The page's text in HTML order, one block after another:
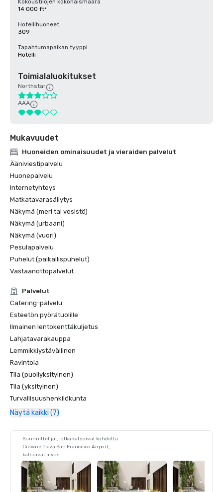
Kokoustilojen kokonaismäärä
14 000 ft²
Hotellihuoneet
309
Tapahtumapaikan tyyppi
Hotelli
Toimialaluokitukset
Northstar
AAA
Mukavuudet
Huoneiden ominaisuudet ja vieraiden palvelut
Ääniviestipalvelu
Huonepalvelu
Internetyhteys
Matkatavarasäilytys
Näkymä (meri tai vesistö)
Näkymä (urbaani)
Näkymä (vuori)
Pesulapalvelu
Puhelut (paikallispuhelut)
Vastaanottopalvelut
Palvelut
Catering-palvelu
Esteetön pyörätuolille
Ilmainen lentokenttäkuljetus
Lahjatavarakauppa
Lemmikkiystävällinen
Ravintola
Tila (puoliyksityinen)
Tila (yksityinen)
Turvallisuushenkilökunta
Näytä kaikki (7)
Suunnittelijat, jotka katsoivat kohdetta
Crowne Plaza San Francisco Airport,
katsoivat myös